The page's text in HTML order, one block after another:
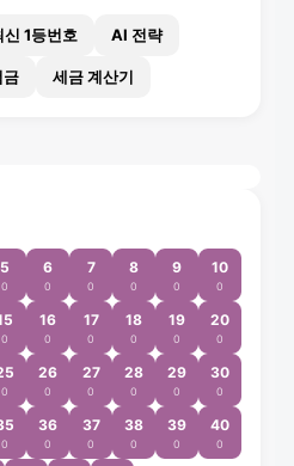
신 1등번호 AI 전략
금 세금 계산기
5
0
6
0
7
0
8
0
9
0
10
0
0
16
0
17
0
18
0
19
0
20
0
0
26
0
27
0
28
0
29
0
30
0
0
36
0
37
0
38
0
39
0
40
0